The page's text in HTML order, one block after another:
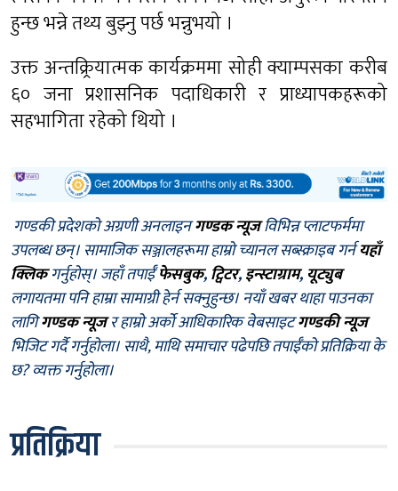
हुन्छ भन्ने तथ्य बुझ्नु पर्छ भन्नुभयो ।
उक्त अन्तक्र्रियात्मक कार्यक्रममा सोही क्याम्पसका करीब
६० जना प्रशासनिक पदाधिकारी र प्राध्यापकहरूको
सहभागिता रहेको थियो ।
गण्डकी प्रदेशको अग्रणी अनलाइनगण्डक न्यूजविभिन्न प्लाटफर्ममा
उपलब्ध छन्। सामाजिक सञ्जालहरूमा हाम्रो च्यानल सब्स्क्राइब गर्नयहाँ
क्लिकगर्नुहोस्। जहाँ तपाईँफेसबुक,ट्विटर,इन्स्टाग्राम, यूट्युब
लगायतमा पनि हाम्रा सामाग्री हेर्न सक्नुहुन्छ। नयाँ खबर थाहा पाउनका
लागिगण्डक न्यूजर हाम्रो अर्को आधिकारिक वेबसाइटगण्डकी न्यूज
भिजिट गर्दै गर्नुहोला। साथै, माथि समाचार पढेपछि तपाईँको प्रतिक्रिया के
छ? व्यक्त गर्नुहोला।
प्रतिक्रिया